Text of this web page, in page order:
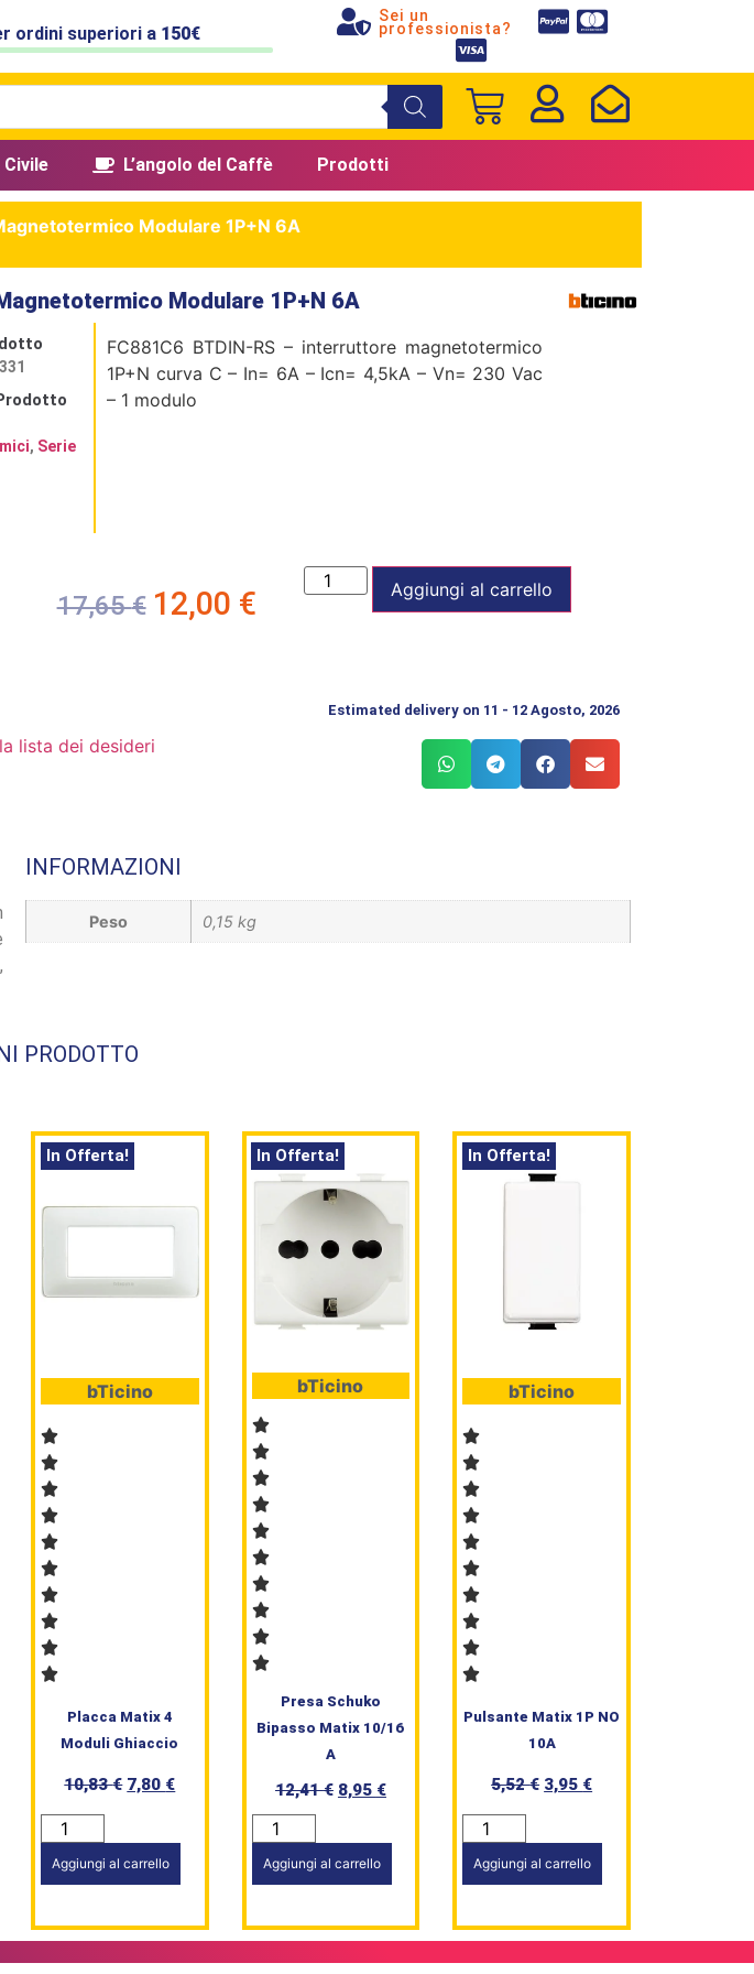
ordini superiori a 150€
Sei un
professionista?
L’angolo del Caffè Prodotti
Modulare 1P+N 6A
Modulare 1P+N 6A
, Serie
FC881C6 BTDIN-RS – interruttore magnetotermico
1P+N curva C – In= 6A – Icn= 4,5kA – Vn= 230 Vac
– 1 modulo
17,65€ 12,00 € Aggiungi al carrello
lista dei desideri
Estimated delivery on 11 - 12 Agosto, 2026
INFORMAZIONI
Peso 0,15 kg
PRODOTTO
In Offerta!
bTicino
Placca Matix 4
Moduli Ghiaccio
10,83€ 7,80 €
Aggiungi al carrello
In Offerta!
bTicino
Presa Schuko
Bipasso Matix 10/16
A
12,41€ 8,95 €
Aggiungi al carrello
In Offerta!
bTicino
Pulsante Matix 1P NO
10A
5,52€ 3,95 €
Aggiungi al carrello